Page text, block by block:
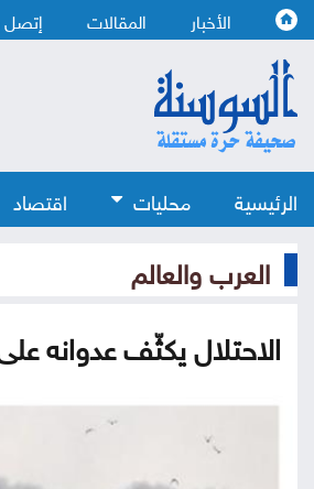
الأخبار المقالات إتصل
الرئيسية محليات اقتصاد
العرب والعالم
الاحتلال يكثّف عدوانه